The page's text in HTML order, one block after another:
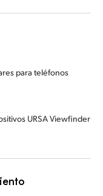
para teléfonos
URSA Viewfinder